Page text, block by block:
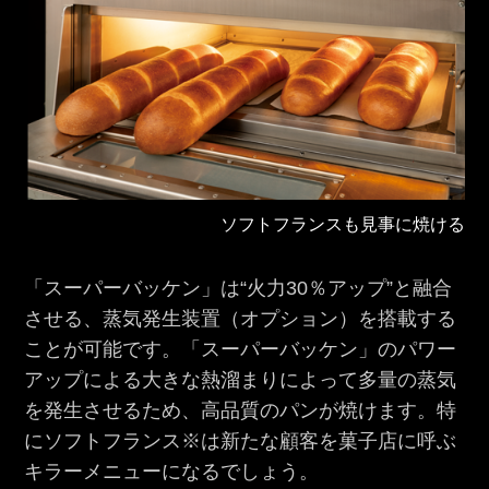
ソフトフランスも見事に焼ける
「スーパーバッケン」は“火力30％アップ”と融合
させる、蒸気発生装置（オプション）を搭載する
ことが可能です。「スーパーバッケン」のパワー
アップによる大きな熱溜まりによって多量の蒸気
を発生させるため、高品質のパンが焼けます。特
にソフトフランス※は新たな顧客を菓子店に呼ぶ
キラーメニューになるでしょう。